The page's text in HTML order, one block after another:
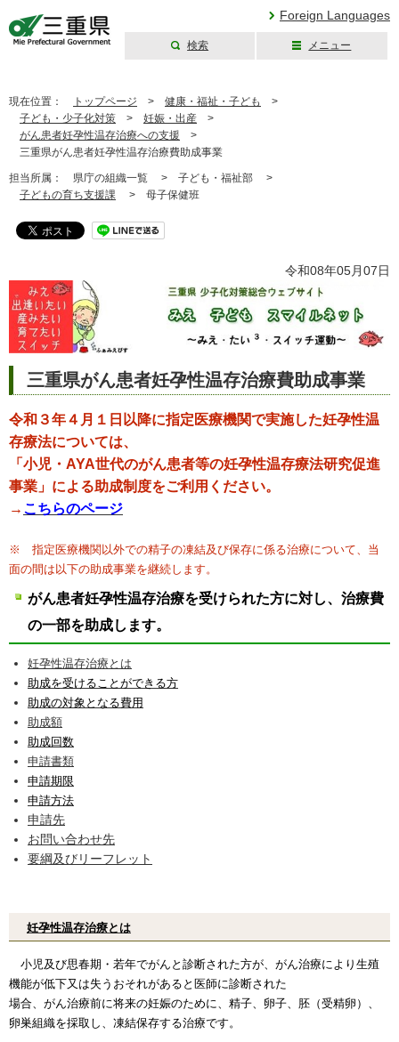
Foreign Languages
検索 メニュー
現在位置： トップページ > 健康・福祉・子ども
>
子ども・少子化対策 > 妊娠・出産 >
がん患者妊孕性温存治療への支援 >
三重県がん患者妊孕性温存治療費助成事業
担当所属： 県庁の組織一覧 > 子ども・福祉部 >
子どもの育ち支援課 > 母子保健班
令和08年05月07日
三重県がん患者妊孕性温存治療費助成事業
令和３年４月１日以降に指定医療機関で実施した妊孕性温
存療法については、
「小児・AYA世代のがん患者等の妊孕性温存療法研究促進
事業」による助成制度をご利用ください。
→ こちらのページ
※ 指定医療機関以外での精子の凍結及び保存に係る治療について、当
面の間は以下の助成事業を継続します。
がん患者妊孕性温存治療を受けられた方に対し、治療費
の一部を助成します。
妊孕性温存治療とは
助成を受けることができる方
助成の対象となる費用
助成額
助成回数
申請書類
申請期限
申請方法
申請先
お問い合わせ先
要綱及びリーフレット
妊孕性温存治療とは
小児及び思春期・若年でがんと診断された方が、がん治療により生殖
機能が低下又は失うおそれがあると医師に診断された
場合、がん治療前に将来の妊娠のために、精子、卵子、胚（受精卵）、
卵巣組織を採取し、凍結保存する治療です。